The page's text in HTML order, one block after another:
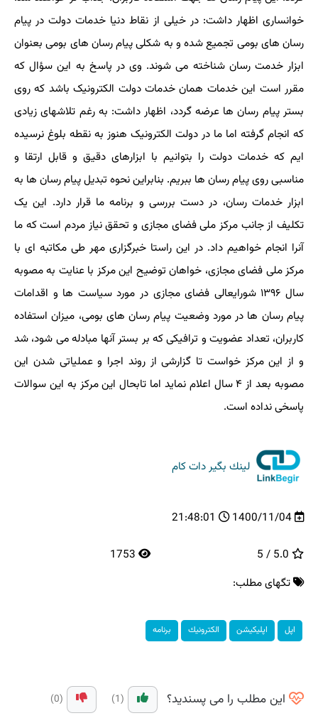
خوانساری اظهار داشت: در خیلی از نقاط دنیا خدمات دولت در پیام
رسان های بومی تجمیع شده و به شکلی پیام رسان های بومی بعنوان
ابزار خدمت رسان شناخته می شوند. وی در پاسخ به این سؤال که
مقرر است این خدمات همان خدمات دولت الکترونیک باشد که روی
بستر پیام رسان ها عرضه گردد، اظهار داشت: به رغم تلاشهای زیادی
که انجام گرفته اما ما در دولت الکترونیک هنوز به نقطه بلوغ نرسیده
ایم که خدمات دولت را بتوانیم با ابزارهای دقیق و قابل ارتقا و
مناسبی روی پیام رسان ها ببریم. بنابراین نحوه تبدیل پیام رسان ها به
ابزار خدمات رسان، در دست بررسی و برنامه ما قرار دارد. این یک
تکلیف از جانب مرکز ملی فضای مجازی و تحقق نیاز مردم است که ما
آنرا انجام خواهیم داد. در این راستا خبرگزاری مهر طی مکاتبه ای با
مرکز ملی فضای مجازی، خواهان توضیح این مرکز با عنایت به مصوبه
سال ۱۳۹۶ شورایعالی فضای مجازی در مورد سیاست ها و اقدامات
پیام رسان ها در مورد وضعیت پیام رسان های بومی، میزان استفاده
کاربران، تعداد عضویت و ترافیکی که بر بستر آنها مبادله می شود، شد
و از این مرکز خواست تا گزارشی از روند اجرا و عملیاتی شدن این
مصوبه بعد از ۴ سال اعلام نماید اما تابحال این مرکز به این سوالات
پاسخی نداده است.
لینك بگیر دات كام
1400/11/04
21:48:01
تگهای مطلب:
اپل اپلیكیشن الكترونیك برنامه
این مطلب را می پسندید؟ (1)
(0)